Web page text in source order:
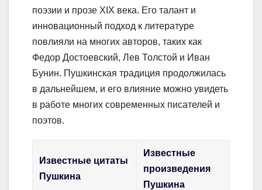
поэзии и прозе XIX века. Его талант и
инновационный подход к литературе
повлияли на многих авторов, таких как
Федор Достоевский, Лев Толстой и Иван
Бунин. Пушкинская традиция продолжилась
в дальнейшем, и его влияние можно увидеть
в работе многих современных писателей и
поэтов.
Известные цитаты
Пушкина
Известные
произведения
Пушкина